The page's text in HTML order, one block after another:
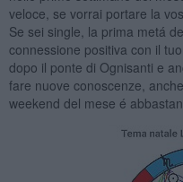
veloce, se vorrai portare la
Se sei single, la prima metá
connessione positiva con il
dopo il ponte di Ognisanti e
fare nuove conoscenze,
weekend del mese é